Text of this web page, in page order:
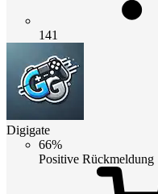
141
Digigate
66%
Positive Rückmeldung